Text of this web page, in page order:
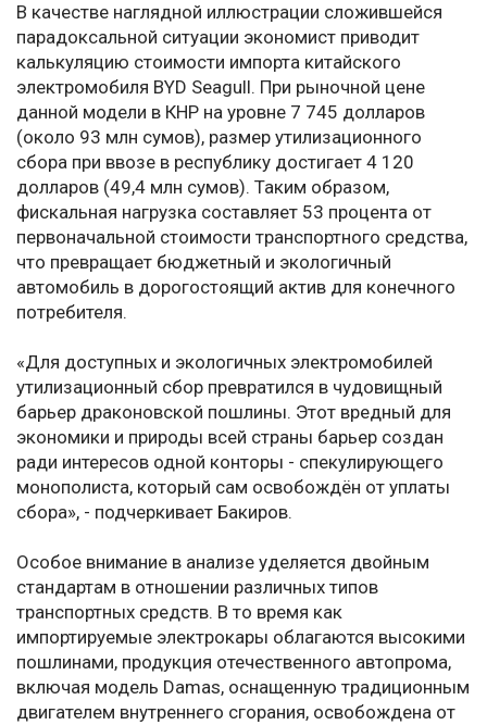
В качестве наглядной иллюстрации сложившейся
парадоксальной ситуации экономист приводит
калькуляцию стоимости импорта китайского
электромобиля BYD Seagull. При рыночной цене
данной модели в КНР на уровне 7 745 долларов
(около 93 млн сумов), размер утилизационного
сбора при ввозе в республику достигает 4 120
долларов (49,4 млн сумов). Таким образом,
фискальная нагрузка составляет 53 процента от
первоначальной стоимости транспортного средства,
что превращает бюджетный и экологичный
автомобиль в дорогостоящий актив для конечного
потребителя.
«Для доступных и экологичных электромобилей
утилизационный сбор превратился в чудовищный
барьер драконовской пошлины. Этот вредный для
экономики и природы всей страны барьер создан
ради интересов одной конторы - спекулирующего
монополиста, который сам освобождён от уплаты
сбора», - подчеркивает Бакиров.
Особое внимание в анализе уделяется двойным
стандартам в отношении различных типов
транспортных средств. В то время как
импортируемые электрокары облагаются высокими
пошлинами, продукция отечественного автопрома,
включая модель Damas, оснащенную традиционным
двигателем внутреннего сгорания, освобождена от